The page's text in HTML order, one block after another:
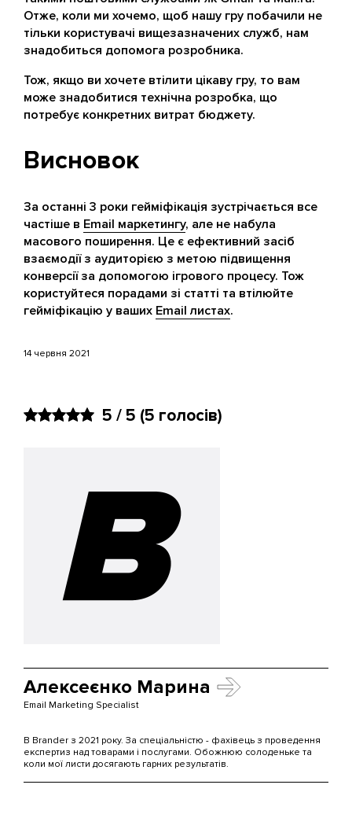
Отже, коли ми хочемо, щоб нашу гру побачили не
тільки користувачі вищезазначених служб, нам
знадобиться допомога розробника.
Тож, якщо ви хочете втілити цікаву гру, то вам
може знадобитися технічна розробка, що
потребує конкретних витрат бюджету.
Висновок
За останні 3 роки гейміфікація зустрічається все
частіше в Email маркетингу, але не набула
масового поширення. Це є ефективний засіб
взаємодії з аудиторією з метою підвищення
конверсії за допомогою ігрового процесу. Тож
користуйтеся порадами зі статті та втілюйте
гейміфікацію у ваших Email листах.
14 червня 2021
5 / 5 (5 голосів)
Алексеєнко Марина
Email Marketing Specialist
В Brander з 2021 року. За спеціальністю - фахівець з проведення
експертиз над товарами і послугами. Обожнюю солоденьке та
коли мої листи досягають гарних результатів.